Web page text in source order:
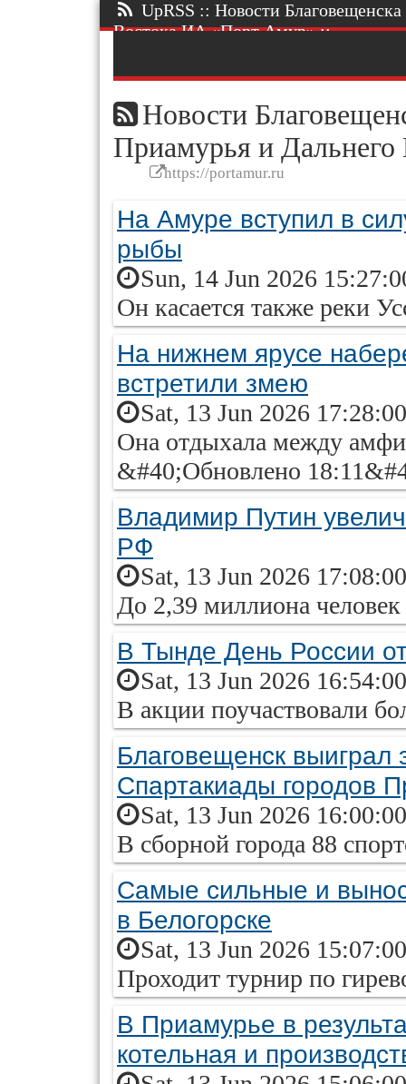
UpRSS :: Новости
Востока ИА «Порт Амур» ::.
Новости
Приамурья и
https://portamur.ru
На Амуре вступил в
рыбы
Sun, 14 Jun 2026
Он касается также реки
На нижнем ярусе
встретили змею
Sat, 13 Jun 2026
Она отдыхала между
&#40;Обновлено
Владимир Путин
РФ
Sat, 13 Jun 2026
До 2,39 миллиона человек
В Тынде День России
Sat, 13 Jun 2026
В акции поучаствовали
Благовещенск выиграл
Спартакиады городов
Sat, 13 Jun 2026
В сборной города 88
Самые сильные и
в Белогорске
Sat, 13 Jun 2026
Проходит турнир по
В Приамурье в
котельная и